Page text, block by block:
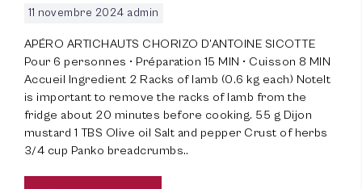
11 novembre 2024 admin
APÉRO ARTICHAUTS CHORIZO D’ANTOINE SICOTTE
Pour 6 personnes • Préparation 15 MIN • Cuisson 8 MIN
Accueil Ingredient 2 Racks of lamb (0.6 kg each) NoteIt
is important to remove the racks of lamb from the
fridge about 20 minutes before cooking. 55 g Dijon
mustard 1 TBS Olive oil Salt and pepper Crust of herbs
3/4 cup Panko breadcrumbs..